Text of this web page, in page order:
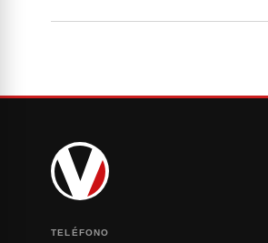
TELÉFONO